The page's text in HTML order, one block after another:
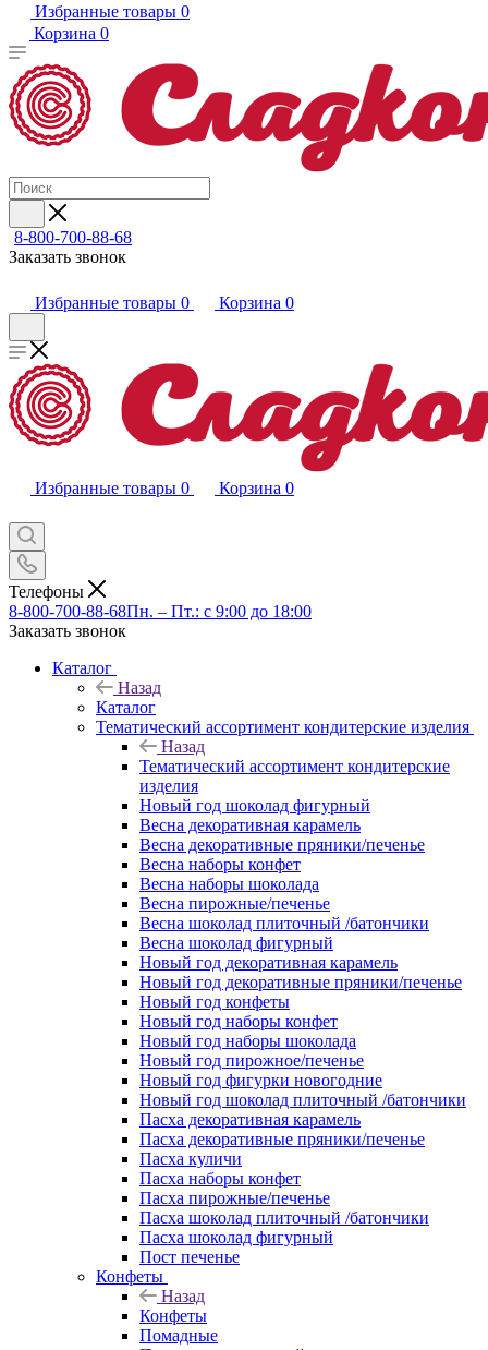
Избранные товары 0
Корзина 0
8-800-700-88-68
Заказать звонок
Избранные товары 0 Корзина 0
Избранные товары 0 Корзина 0
Телефоны
8-800-700-88-68Пн. – Пт.: с 9:00 до 18:00
Заказать звонок
Каталог
Назад
Каталог
Тематический ассортимент кондитерские изделия
Назад
Тематический ассортимент кондитерские
изделия
Новый год шоколад фигурный
Весна декоративная карамель
Весна декоративные пряники/печенье
Весна наборы конфет
Весна наборы шоколада
Весна пирожные/печенье
Весна шоколад плиточный /батончики
Весна шоколад фигурный
Новый год декоративная карамель
Новый год декоративные пряники/печенье
Новый год конфеты
Новый год наборы конфет
Новый год наборы шоколада
Новый год пирожное/печенье
Новый год фигурки новогодние
Новый год шоколад плиточный /батончики
Пасха декоративная карамель
Пасха декоративные пряники/печенье
Пасха куличи
Пасха наборы конфет
Пасха пирожные/печенье
Пасха шоколад плиточный /батончики
Пасха шоколад фигурный
Пост печенье
Конфеты
Назад
Конфеты
Помадные